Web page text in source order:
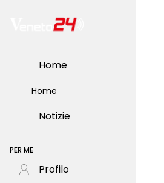
Home
Home
Notizie
PER ME
Profilo